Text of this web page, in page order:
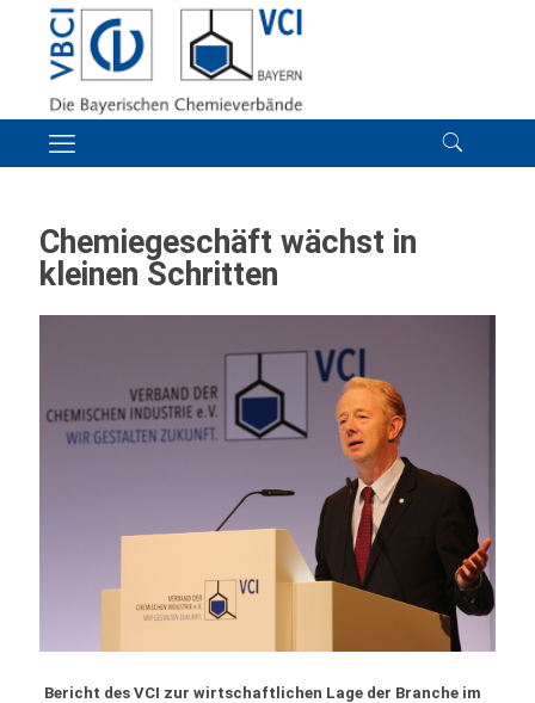
Chemiegeschäft wächst in
kleinen Schritten
Bericht des VCI zur wirtschaftlichen Lage der Branche im